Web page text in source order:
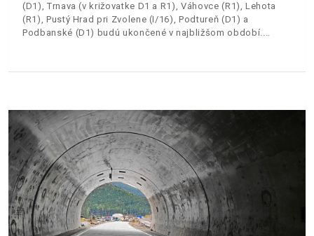
(D1), Trnava (v križovatke D1 a R1), Váhovce (R1), Lehota
(R1), Pustý Hrad pri Zvolene (I/16), Podtureň (D1) a
Podbanské (D1) budú ukončené v najbližšom období.